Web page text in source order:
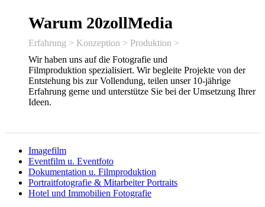
Warum 20zollMedia
Erfahrung > Konzeption > Produktion >
Wir haben uns auf die Fotografie und
Filmproduktion spezialisiert. Wir begleite Projekte von der
Entstehung bis zur Vollendung, teilen unser 10-jährige
Erfahrung gerne und unterstütze Sie bei der Umsetzung Ihrer
Ideen.
Imagefilm
Eventfilm u. Eventfoto
Dokumentation u. Filmproduktion
Portraitfotografie & Mitarbeiter Portraits
Hotel und Immobilien Fotografie